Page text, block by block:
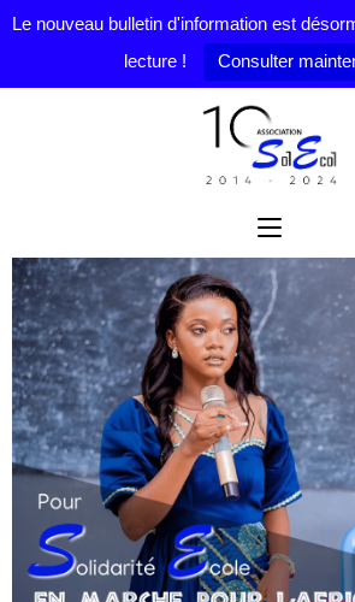
Le nouveau bulletin d'information est
lecture !
Consulter